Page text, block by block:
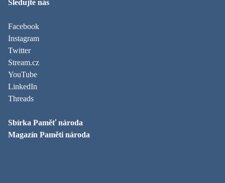
Sledujte nás
Facebook
Instagram
Twitter
Stream.cz
YouTube
LinkedIn
Threads
Sbírka Paměť národa
Magazín Paměti národa